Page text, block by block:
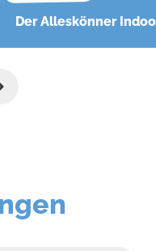
Der Alleskönner